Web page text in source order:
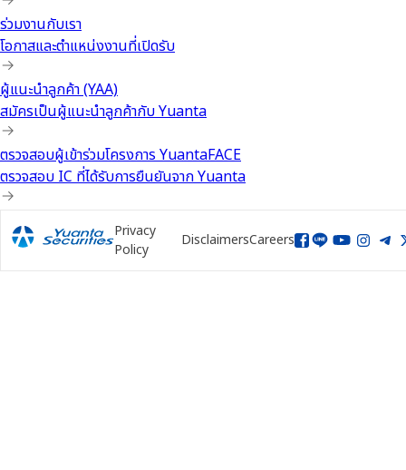
ร่วมงานกับเรา
โอกาสและตำแหน่งงานที่เปิดรับ
ผู้แนะนำลูกค้า (YAA)
สมัครเป็นผู้แนะนำลูกค้ากับ Yuanta
ตรวจสอบผู้เข้าร่วมโครงการ YuantaFACE
ตรวจสอบ IC ที่ได้รับการยืนยันจาก Yuanta
Privacy
Policy
DisclaimersCareers